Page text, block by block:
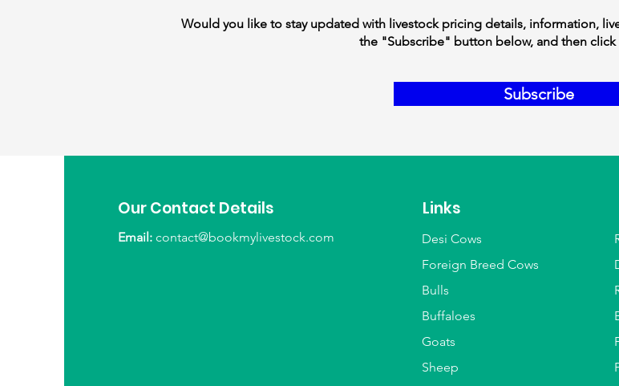
Would you like to stay updated with livestock pricing details, information,
the "Subscribe" button below, and then
Subscribe
Our Contact Details
Email:contact@bookmylivestock.com
Links
Desi Cows
Foreign Breed Cows
Bulls
Buffaloes
Goats
Sheep